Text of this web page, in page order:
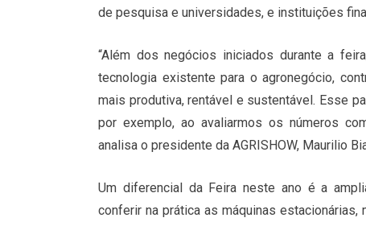
de pesquisa e universidades, e instituições
“Além dos negócios iniciados durante a
tecnologia existente para o agronegócio,
mais produtiva, rentável e sustentável. Esse
por exemplo, ao avaliarmos os números
analisa o presidente da AGRISHOW, Maurilio
Um diferencial da Feira neste ano é a
conferir na prática as máquinas